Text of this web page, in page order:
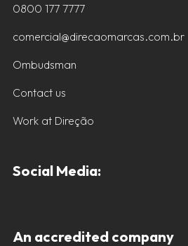
0800 177 7777
comercial@direcaomarcas.com.br
Ombudsman
Contact us
Work at Direção
Social Media:
An accredited company